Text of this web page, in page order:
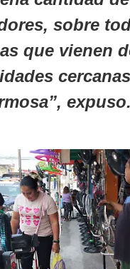
sobre
que vienen
”, expuso.